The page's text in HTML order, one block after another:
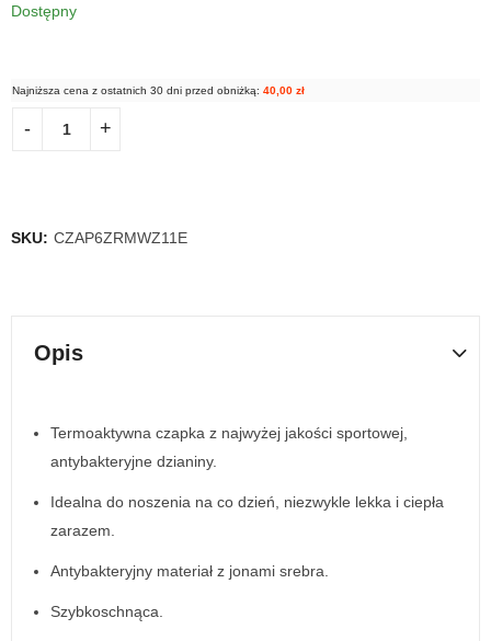
Dostępny
Najniższa cena z ostatnich 30 dni przed obniżką: 40,00 zł
SKU: CZAP6ZRMWZ11E
Opis
Termoaktywna czapka z najwyżej jakości sportowej,
antybakteryjne dzianiny.
Idealna do noszenia na co dzień, niezwykle lekka i ciepła
zarazem.
Antybakteryjny materiał z jonami srebra.
Szybkoschnąca.